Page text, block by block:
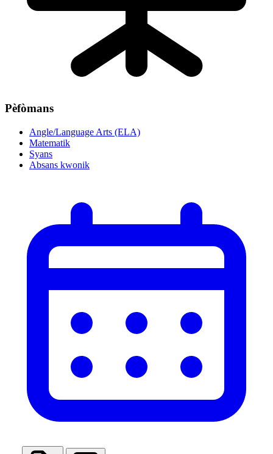
Pèfòmans
Angle/Language Arts (ELA)
Matematik
Syans
Absans kwonik